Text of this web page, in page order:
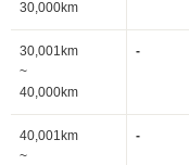
30,000km
30,001km
~
40,000km
-
40,001km
~
-